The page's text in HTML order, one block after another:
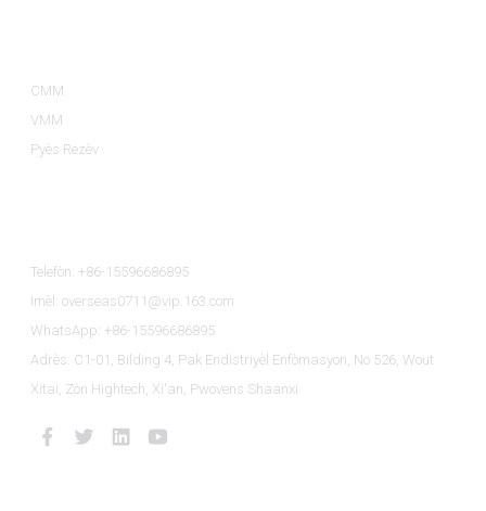
CMM
VMM
Pyès Rezèv
Telefòn: +86-15596686895
Imèl: overseas0711@vip.163.com
WhatsApp: +86-15596686895
Adrès: C1-01, Bilding 4, Pak Endistriyèl Enfòmasyon, No 526, Wout
Xitai, Zòn Hightech, Xi'an, Pwovens Shaanxi